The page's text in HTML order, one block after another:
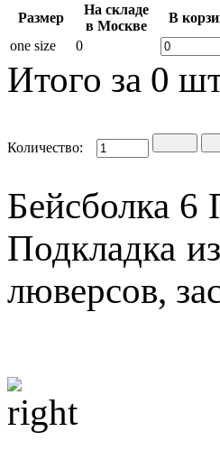
Размер
На складе
в Москве
В
one size
0
Итого за 0
Количество:
Бейсболка 6
Подкладка
люверсов,